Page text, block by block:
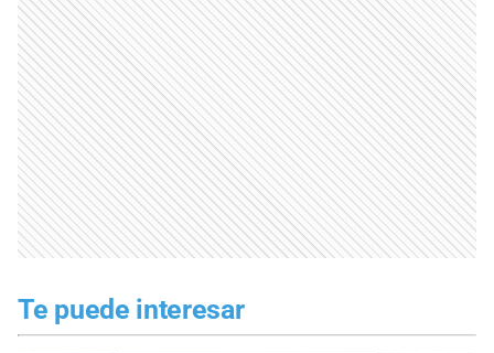
Te puede interesar